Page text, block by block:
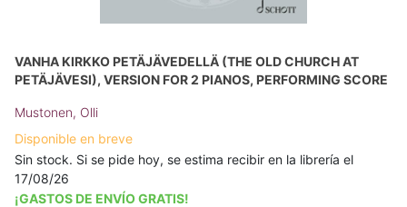
VANHA KIRKKO PETÄJÄVEDELLÄ (THE OLD CHURCH AT
PETÄJÄVESI), VERSION FOR 2 PIANOS, PERFORMING SCORE
Mustonen, Olli
Disponible en breve
Sin stock. Si se pide hoy, se estima recibir en la librería el
17/08/26
¡GASTOS DE ENVÍO GRATIS!